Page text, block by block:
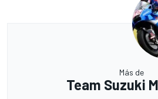
Más de
Team Suzuki